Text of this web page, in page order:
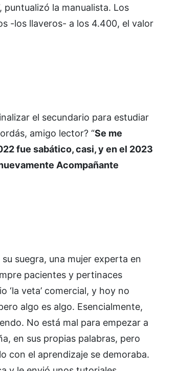
puntualizó la manualista. Los
-los llaveros- a los 4.400, el valor
el secundario para estudiar
amigo lector? “Se me
fue sabático, casi, y en el 2023
Acompañante
suegra, una mujer experta en
pacientes y pertinaces
‘la veta’ comercial, y hoy no
algo es algo. Esencialmente,
No está mal para empezar a
en sus propias palabras, pero
con el aprendizaje se demoraba.